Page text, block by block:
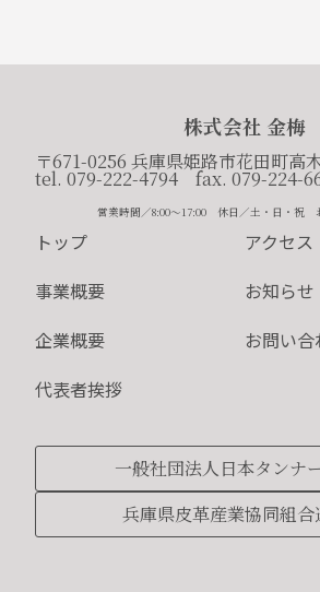
株式会社 金梅
〒671-0256 兵庫県姫路市花田町高
tel. 079-222-4794 fax. 079-224-
営業時間／8:00〜17:00 休日／土・日・祝
トップ
事業概要
企業概要
代表者挨拶
アクセス
お知らせ
お問い合
一般社団法人日本タンナ
兵庫県皮革産業協同組合